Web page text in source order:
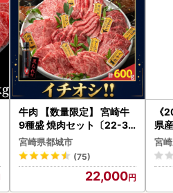
牛肉 【数量限定】 宮崎牛
9種盛 焼肉セット〔22-31
-006-600g〕都城 イチオ
シ!! 牛肉
宮崎県都城市
(75)
22,000
《
県
セ
宮